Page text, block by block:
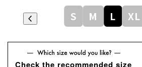
S M L XL
Check the recommended size